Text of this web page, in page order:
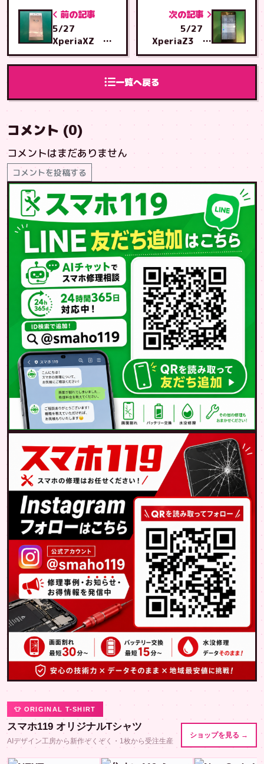
前の記事
5/27
XperiaXZ 画
面交換 北谷店
へご来店
一覧へ戻る
次の記事
5/27
XperiaZ3 画
面交換 泡瀬店
へご来店
コメント (0)
コメントはまだありません
コメントを投稿する
👕 ORIGINAL T-SHIRT
スマホ119 オリジナルTシャツ
AIデザイン工房から新作ぞくぞく・1枚から受注生産
ショップを見る →